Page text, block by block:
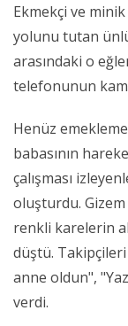
Ekmekçi ve
yolunu tutan
arasındaki o
telefonunun
Henüz
babasının
çalışması
oluşturdu. Gizem
renkli karelerin
düştü.
anne oldun",
verdi.